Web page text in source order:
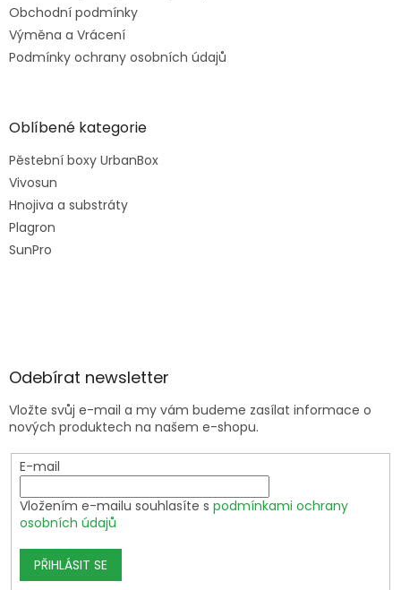
Obchodní podmínky
Výměna a Vrácení
Podmínky ochrany osobních údajů
Oblíbené kategorie
Pěstební boxy UrbanBox
Vivosun
Hnojiva a substráty
Plagron
SunPro
Odebírat newsletter
Vložte svůj e-mail a my vám budeme zasílat informace o
nových produktech na našem e-shopu.
E-mail
Vložením e-mailu souhlasíte s podmínkami ochrany
osobních údajů
PŘIHLÁSIT SE